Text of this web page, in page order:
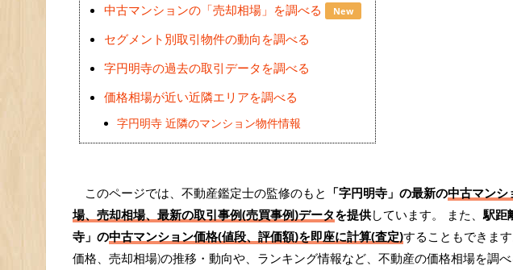
中古マンションの「売却相場」を調べる New
セグメント別取引物件の動向を調べる
字円明寺の過去の取引データを調べる
価格相場が近い近隣エリアを調べる
字円明寺 近隣のマンション物件情報
このページでは、不動産鑑定士の監修のもと 「字円明寺」の最新の中古マンシ
場、売却相場、最新の取引事例(売買事例)データを提供しています。 また、 駅距
寺」の中古マンション価格(値段、評価額)を即座に計算(査定)することもできま
価格、売却相場)の推移・動向や、ランキング情報など、不動産の価格相場を調